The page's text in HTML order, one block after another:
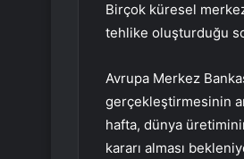
Birçok küresel
tehlike oluşturduğu
Avrupa Merkez
gerçekleştirmesinin
hafta, dünya
kararı alması